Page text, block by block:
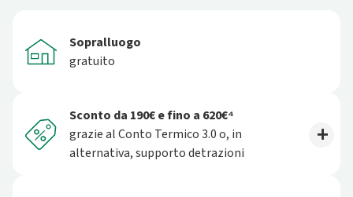
Sopralluogo
gratuito
Sconto da 190€ e fino a 620€⁴
grazie al Conto Termico 3.0 o, in
alternativa, supporto detrazioni